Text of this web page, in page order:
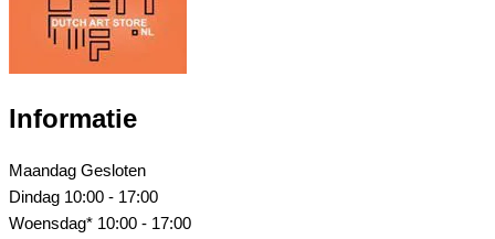
Informatie
Maandag Gesloten
Dindag 10:00 - 17:00
Woensdag* 10:00 - 17:00